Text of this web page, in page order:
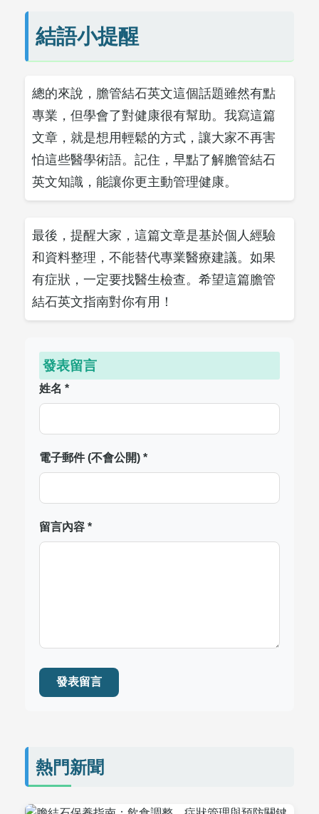
結語小提醒
總的來說，膽管結石英文這個話題雖然有點
專業，但學會了對健康很有幫助。我寫這篇
文章，就是想用輕鬆的方式，讓大家不再害
怕這些醫學術語。記住，早點了解膽管結石
英文知識，能讓你更主動管理健康。
最後，提醒大家，這篇文章是基於個人經驗
和資料整理，不能替代專業醫療建議。如果
有症狀，一定要找醫生檢查。希望這篇膽管
結石英文指南對你有用！
發表留言
姓名 *
電子郵件 (不會公開) *
留言內容 *
發表留言
熱門新聞